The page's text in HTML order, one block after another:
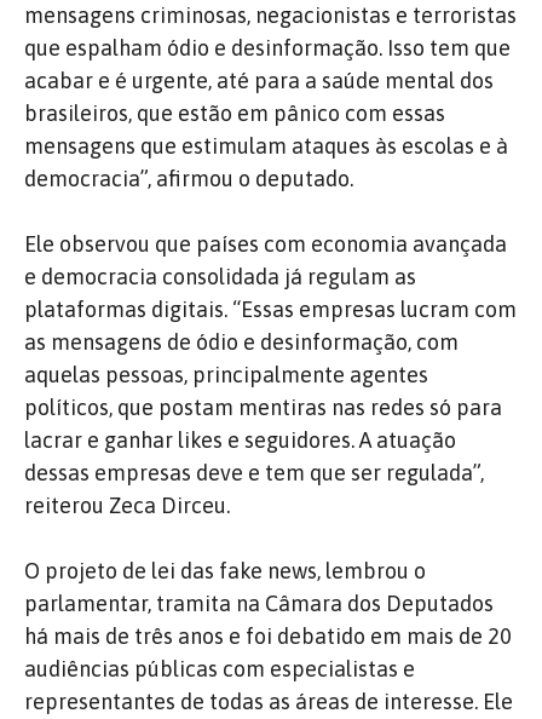
mensagens criminosas, negacionistas e terroristas
que espalham ódio e desinformação. Isso tem que
acabar e é urgente, até para a saúde mental dos
brasileiros, que estão em pânico com essas
mensagens que estimulam ataques às escolas e à
democracia”, afirmou o deputado.
Ele observou que países com economia avançada
e democracia consolidada já regulam as
plataformas digitais. “Essas empresas lucram com
as mensagens de ódio e desinformação, com
aquelas pessoas, principalmente agentes
políticos, que postam mentiras nas redes só para
lacrar e ganhar likes e seguidores. A atuação
dessas empresas deve e tem que ser regulada”,
reiterou Zeca Dirceu.
O projeto de lei das fake news, lembrou o
parlamentar, tramita na Câmara dos Deputados
há mais de três anos e foi debatido em mais de 20
audiências públicas com especialistas e
representantes de todas as áreas de interesse. Ele